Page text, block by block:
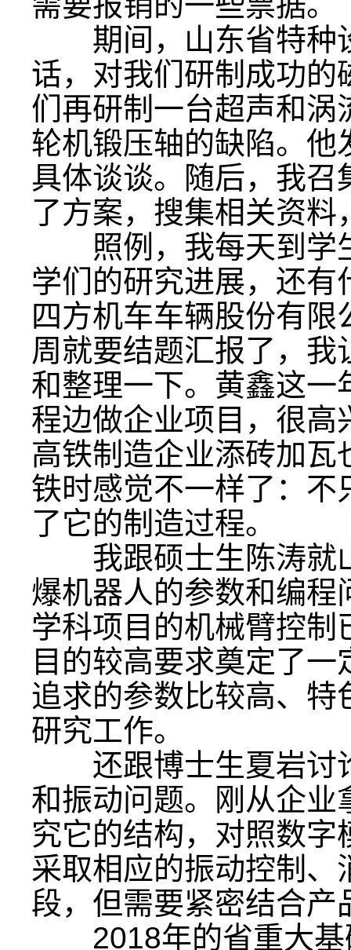
期间，山东省特种
话，对我们研制成功的
们再研制一台超声和涡
轮机锻压轴的缺陷。他
具体谈谈。随后，我
了方案，搜集相关资
照例，我每天到学
学们的研究进展，还
四方机车车辆股份有
周就要结题汇报了，
和整理一下。黄鑫这一
程边做企业项目，很高
高铁制造企业添砖加
铁时感觉不一样了：不
了它的制造过程。
我跟硕士生陈涛就
爆机器人的参数和编程
学科项目的机械臂控
目的较高要求奠定了
追求的参数比较高、特
研究工作。
还跟博士生夏岩讨
和振动问题。刚从企业
究它的结构，对照数
采取相应的振动控制
段，但需要紧密结合产
2018年的省重大基